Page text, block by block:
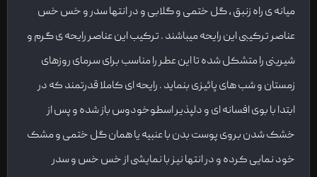
میانه ی راه زنبق ، گل ختمی و گلابی و در انتها سدر و خس خس
عناصر ترکیبی این رایحه میباشند . ترکیب این عناصر رایحه ی گرم و
شیرینی را متشکل شده تا این عطر را مناسب برای سرمای روزهای
زمستان و شب های پائیزی بنماید . رایحه ای کاملا قدرتمند که در
ابتدا با بوی افسانه ای و دلپذیر اسطوخودوس باز شده و پس از
خشک شدن بروی پوست بدن با عنبیه یا همان گل ختمی و مشک
خود نمایی کرده و در انتها نیز با نمایشی از خس خس و سدر